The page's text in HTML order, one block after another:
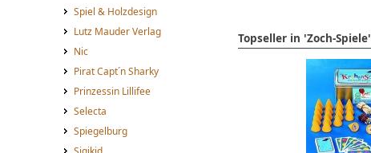
Spiel & Holzdesign
Lutz Mauder Verlag
Nic
Pirat Capt´n Sharky
Prinzessin Lillifee
Selecta
Spiegelburg
Topseller in 'Zoch-Spiele'